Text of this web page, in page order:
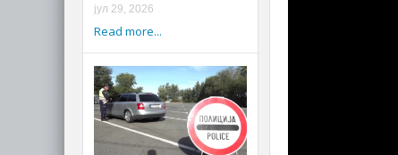
јул 29, 2026
Read more...